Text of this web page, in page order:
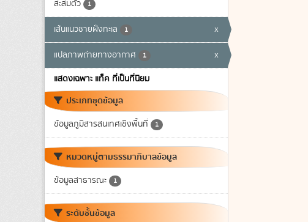
สะสมตัว 1
เส้นแนวชายฝั่งทะเล 1 x
แปลภาพถ่ายทางอากาศ 1
x
แสดงเฉพาะ แท็ค ที่เป็นที่นิยม
ประเภทชุดข้อมูล
ข้อมูลภูมิสารสนเทศเชิงพื้นที่ 1
หมวดหมู่ตามธรรมาภิบาลข้อมูล
ข้อมูลสาธารณะ 1
ระดับชั้นข้อมูล